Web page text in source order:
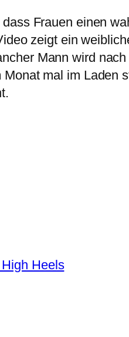
Frauen einen
zeigt ein
Mann wird
mal im Laden
Heels